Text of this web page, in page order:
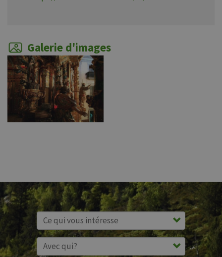
Galerie d'images